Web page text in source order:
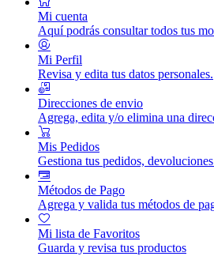
Mi cuenta
Aquí podrás consultar todos tus
Mi Perfil
Revisa y edita tus datos personales.
Direcciones de envio
Agrega, edita y/o elimina una
Mis Pedidos
Gestiona tus pedidos,
Métodos de Pago
Agrega y valida tus métodos de
Mi lista de Favoritos
Guarda y revisa tus productos